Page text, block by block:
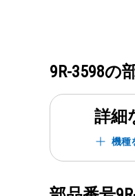
9R-3598の
詳細
機種